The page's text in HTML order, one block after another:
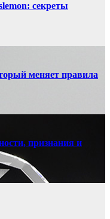
секреты
меняет правила
признания и